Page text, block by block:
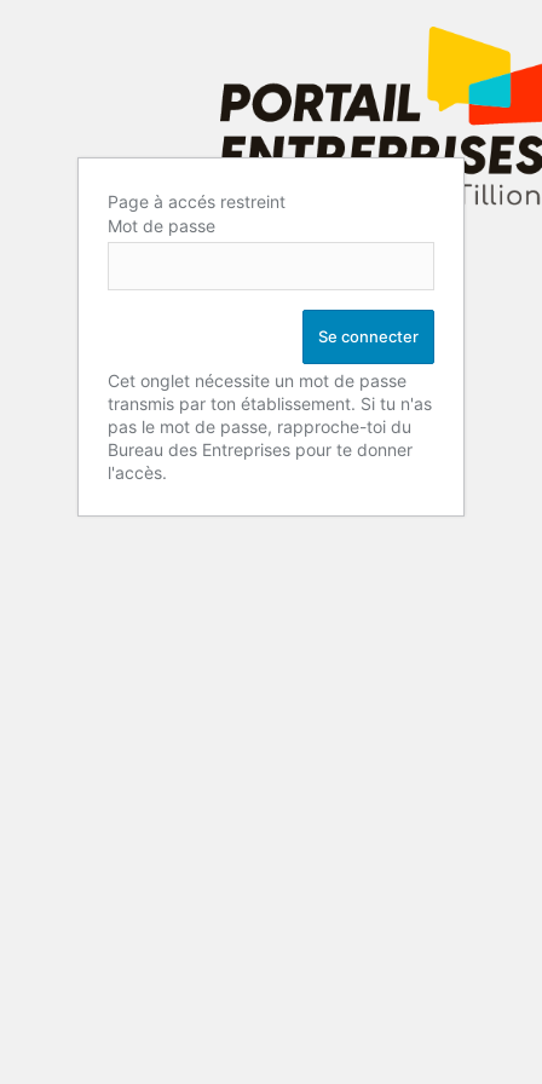
Page à accés restreint
Mot de passe
Cet onglet nécessite un mot de passe
transmis par ton établissement. Si tu n'as
pas le mot de passe, rapproche-toi du
Bureau des Entreprises pour te donner
l'accès.